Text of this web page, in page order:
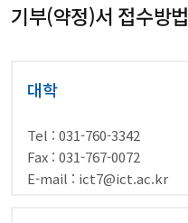
기부(약정)서 접수방법
대학
Tel : 031-760-3342
Fax : 031-767-0072
E-mail : ict7@ict.ac.kr